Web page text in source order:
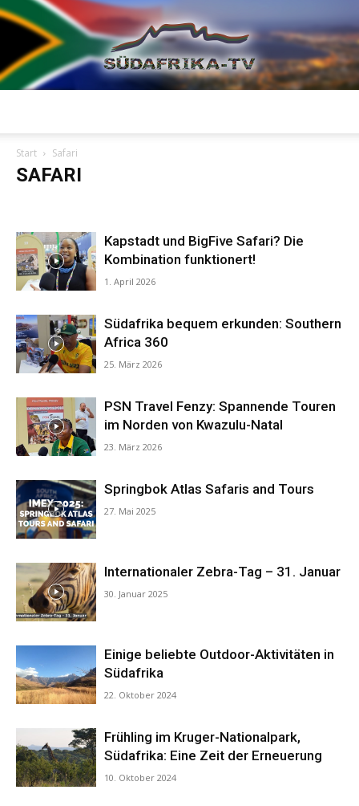
Start Safari
SAFARI
Kapstadt und BigFive Safari? Die
Kombination funktionert!
1. April 2026
Südafrika bequem erkunden: Southern
Africa 360
25. März 2026
PSN Travel Fenzy: Spannende Touren
im Norden von Kwazulu-Natal
23. März 2026
Springbok Atlas Safaris and Tours
27. Mai 2025
Internationaler Zebra-Tag – 31. Januar
30. Januar 2025
Einige beliebte Outdoor-Aktivitäten in
Südafrika
22. Oktober 2024
Frühling im Kruger-Nationalpark,
Südafrika: Eine Zeit der Erneuerung
10. Oktober 2024